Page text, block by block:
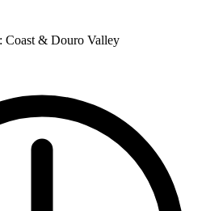
Coast & Douro Valley